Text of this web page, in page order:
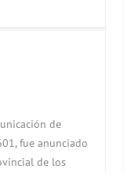
de
fue anunciado
de los